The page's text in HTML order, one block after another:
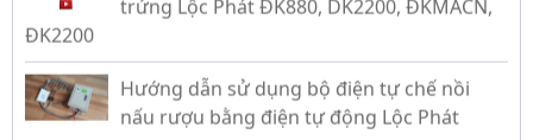
Hướng dẫn sử dụng bộ điện tự chế nồi
Hướng dẫn sử dụng bộ điều khiển ủ sữa
chua công nghiệp Lộc Phát